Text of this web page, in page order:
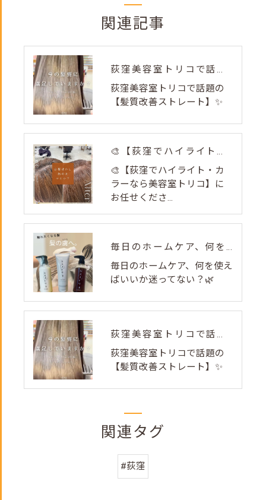
関連記事
荻窪美容室トリコで話題の【髪質改善ストレート】✨
荻窪美容室トリコで話題の
【髪質改善ストレート】✨
🎨【荻窪でハイライト・カラーなら美容室トリコ】にお任せくださ...
🎨【荻窪でハイライト・カ
ラーなら美容室トリコ】に
お任せくださ...
毎日のホームケア、何を使えばいいか迷ってない？🌿
毎日のホームケア、何を使え
ばいいか迷ってない？🌿
荻窪美容室トリコで話題の【髪質改善ストレート】✨
荻窪美容室トリコで話題の
【髪質改善ストレート】✨
関連タグ
#荻窪